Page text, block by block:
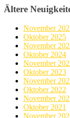
Ältere
November
Oktober 2025
November
Oktober 2024
November
Oktober 2023
November
Oktober 2022
November
Oktober 2021
November